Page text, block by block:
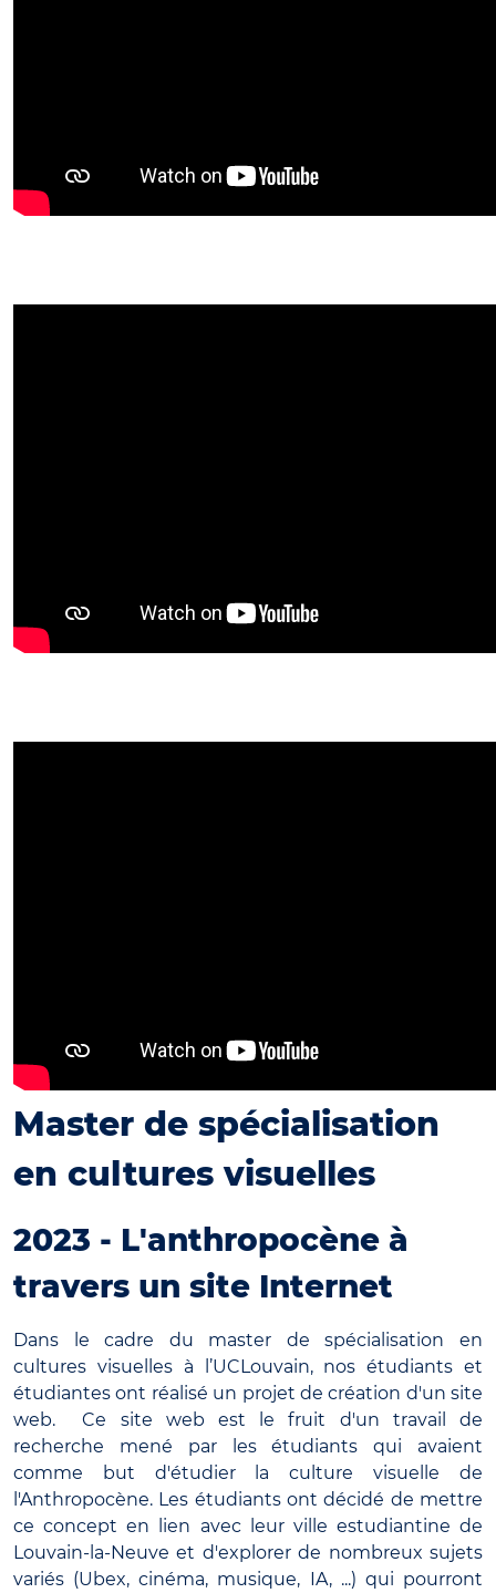
Master de spécialisation
en cultures visuelles
2023 - L'anthropocène à
travers un site Internet
Dans le cadre du master de spécialisation en
cultures visuelles à l’UCLouvain, nos étudiants et
étudiantes ont réalisé un projet de création d'un site
web. Ce site web est le fruit d'un travail de
recherche mené par les étudiants qui avaient
comme but d'étudier la culture visuelle de
l'Anthropocène. Les étudiants ont décidé de mettre
ce concept en lien avec leur ville estudiantine de
Louvain-la-Neuve et d'explorer de nombreux sujets
variés (Ubex, cinéma, musique, IA, ...) qui pourront